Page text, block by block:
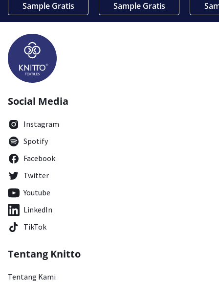
Sample Gratis Sample Gratis
Social Media
Instagram
Spotify
Facebook
Twitter
Youtube
LinkedIn
TikTok
Tentang Knitto
Tentang Kami